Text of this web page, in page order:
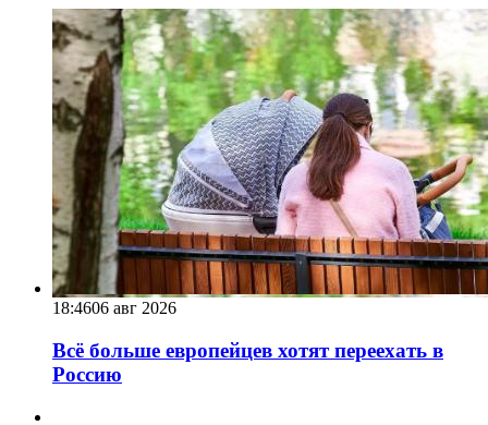
18:4606 авг 2026
Всё больше европейцев хотят переехать в
Россию